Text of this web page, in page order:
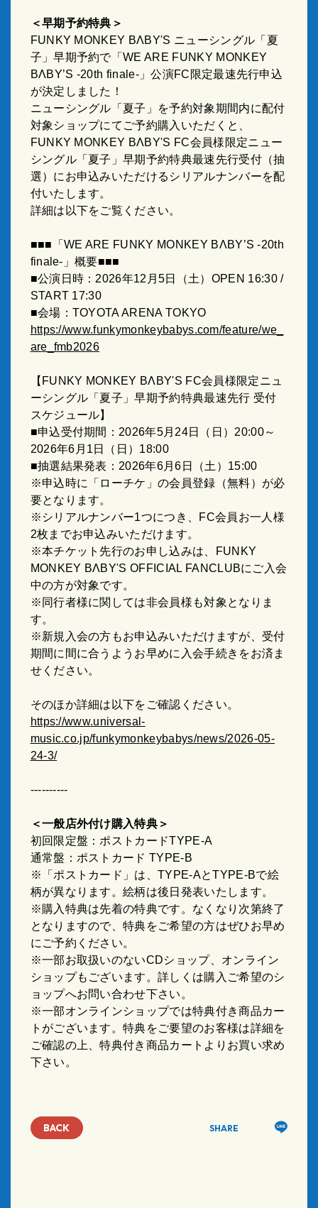
＜早期予約特典＞
FUNKY MONKEY BΛBY'S ニューシングル「夏
子」早期予約で「WE ARE FUNKY MONKEY
BΛBY’S -20th finale-」公演FC 限定最速先行申込
が決定しました！
ニューシングル「夏子」を予約対象期間内に配付
対象ショップにてご予約購入いただくと、
FUNKY MONKEY BΛBY'S FC会員様限定ニュー
シングル「夏子」早期予約特典最速先行受付（抽
選）にお申込みいただけるシリアルナンバーを配
付いたします。
詳細は以下をご覧ください。
■■■「 WE ARE FUNKY MONKEY BΛBY’S -20th
finale- 」概要■■■
■公演日時： 2026年12 月5日（土） OPEN 16:30 /
START 17:30
■会場： TOYOTA ARENA TOKYO
https://www.funkymonkeybabys.com/feature/we_
are_fmb2026
【 FUNKY MONKEY BΛBY'S FC会員様限定ニュ
ーシングル「夏子」早期予約特典最速先行 受付
スケジュール】
■申込受付期間： 2026年5月 24日（日） 20:00～
2026年6 月 1 日（日） 18:00
■抽選結果発表： 2026年6月6 日（土） 15:00
※申込時に「ローチケ」の会員登録（無料）が必
要となります。
※シリアルナンバー1つにつき、 FC会員お一人様
2枚までお申込みいただけます。
※本チケット先行のお申し込みは、
FUNKY
MONKEY BΛBY'S OFFICIAL FANCLUBにご入会
中の方が対象です。
※同行者様に関しては非会員様も対象となりま
す。
※新規入会の方もお申込みいただけますが、受付
期間に間に合うようお早めに入会手続きをお済ま
せください。
そのほか詳細は以下をご確認ください。
https://www.universal-
music.co.jp/funkymonkeybabys/news/2026-05-
24-3/
----------
＜一般店外付け購入特典＞
初回限定盤：ポストカードTYPE-A
通常盤：ポストカード TYPE-B
※「ポストカード」は、TYPE-AとTYPE-Bで絵
柄が異なります。絵柄は後日発表いたします。
※購入特典は先着の特典です。なくなり次第終了
となりますので、特典をご希望の方はぜひお早め
にご予約ください。
※一部お取扱いのないCDショップ、オンライン
ショップもございます。詳しくは購入ご希望のシ
ョップへお問い合わせ下さい。
※一部オンラインショップでは特典付き商品カー
トがございます。特典をご要望のお客様は詳細を
ご確認の上、特典付き商品カートよりお買い求め
下さい。
SHARE
BACK